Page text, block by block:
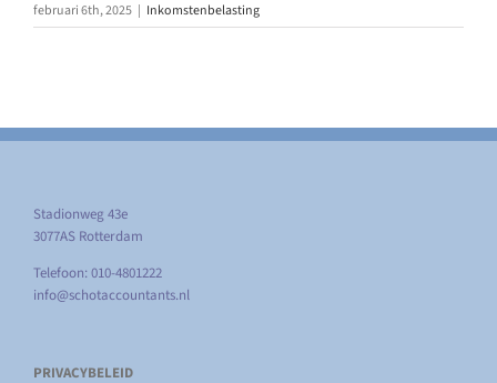
februari 6th, 2025 | Inkomstenbelasting
Stadionweg 43e
3077AS Rotterdam
Telefoon: 010-4801222
info@schotaccountants.nl
PRIVACYBELEID